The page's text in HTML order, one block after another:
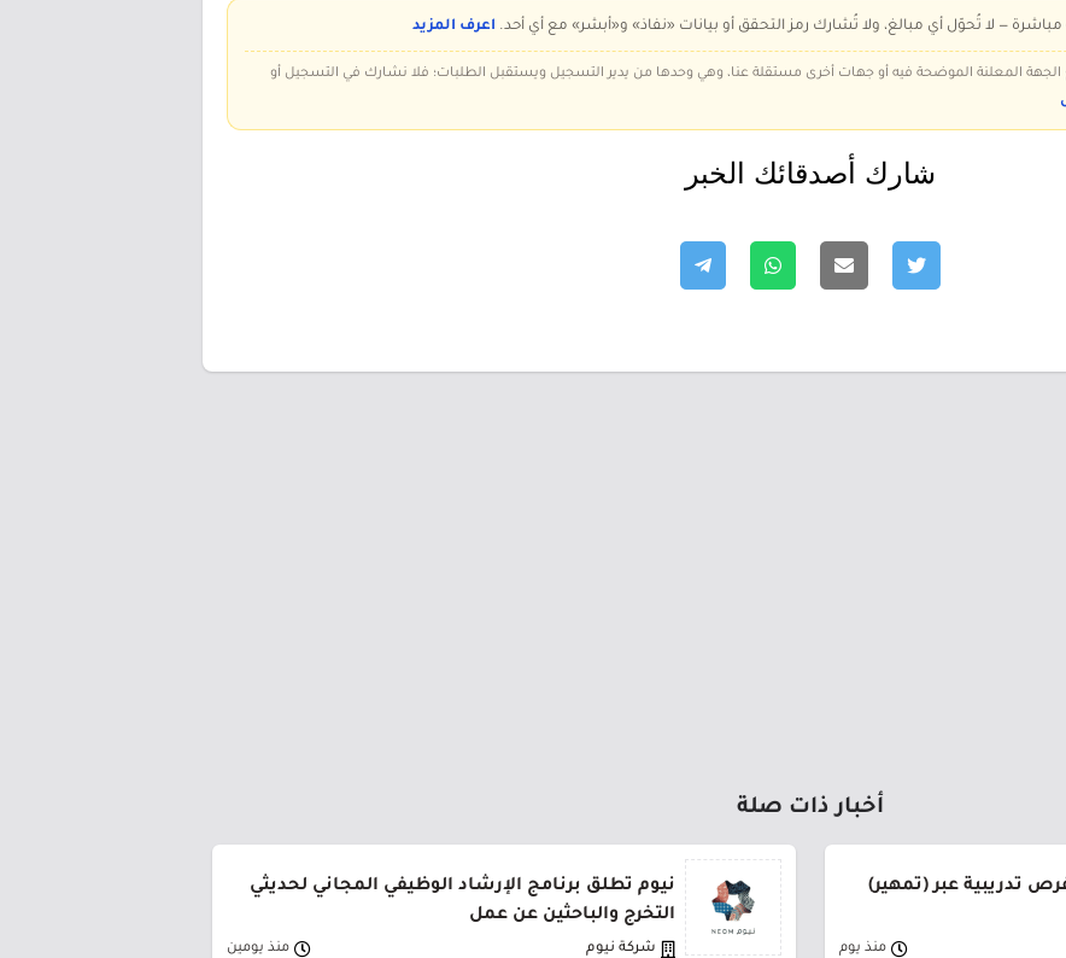
مباشرة — لا تُحوّل أي مبالغ، ولا تُشارك رمز التحقق أو بيانات «نفاذ» و«أبشر» مع أي أحد. اعرف المزيد
الجهة المعلنة الموضحة فيه أو جهات أخرى مستقلة عنا، وهي وحدها من يدير التسجيل ويستقبل الطلبات؛ فلا نشارك في التسجيل أو
شارك أصدقائك الخبر
أخبار ذات صلة
تدريبية عبر (تمهير)
منذ يوم
نيوم تطلق برنامج الإرشاد الوظيفي المجاني لحديثي
التخرج والباحثين عن عمل
شركة نيوم منذ يومين